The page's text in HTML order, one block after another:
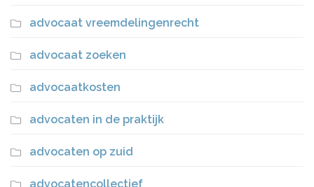
advocaat vreemdelingenrecht
advocaat zoeken
advocaatkosten
advocaten in de praktijk
advocaten op zuid
advocatencollectief